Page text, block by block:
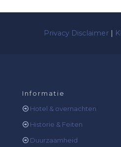
Privacy Disclaimer|
Informatie
Hotel & overnachten
Historie & Feiten
Duurzaamheid